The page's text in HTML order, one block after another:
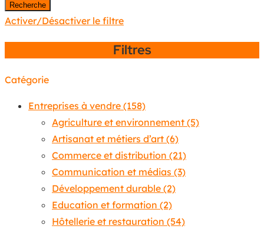
Recherche
Activer/Désactiver le filtre
Filtres
Catégorie
Entreprises à vendre (158)
Agriculture et environnement (5)
Artisanat et métiers d’art (6)
Commerce et distribution (21)
Communication et médias (3)
Développement durable (2)
Education et formation (2)
Hôtellerie et restauration (54)